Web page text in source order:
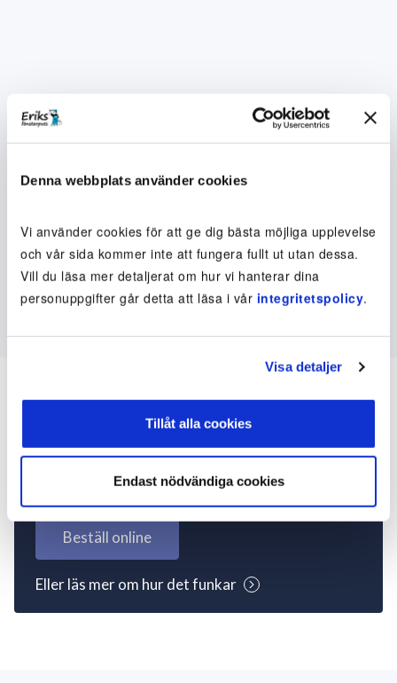
Denna webbplats använder cookies
Vi använder cookies för att ge dig bästa möjliga upplevelse
och vår sida kommer inte att fungera fullt ut utan dessa.
Vill du läsa mer detaljerat om hur vi hanterar dina
personuppgifter går detta att läsa i vår integritetspolicy.
Visa detaljer
Tillåt alla cookies
Endast nödvändiga cookies
Inte kund ännu? Kom
igång nu!
Beställ online
Eller läs mer om hur det funkar